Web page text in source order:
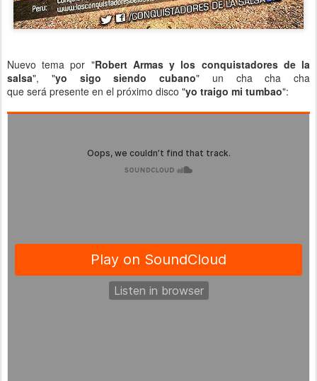
Nuevo tema por "Robert Armas y los conquistadores de la
salsa", "yo sigo siendo cubano" un cha cha cha
que será presente en el próximo disco "yo traigo mi tumbao":